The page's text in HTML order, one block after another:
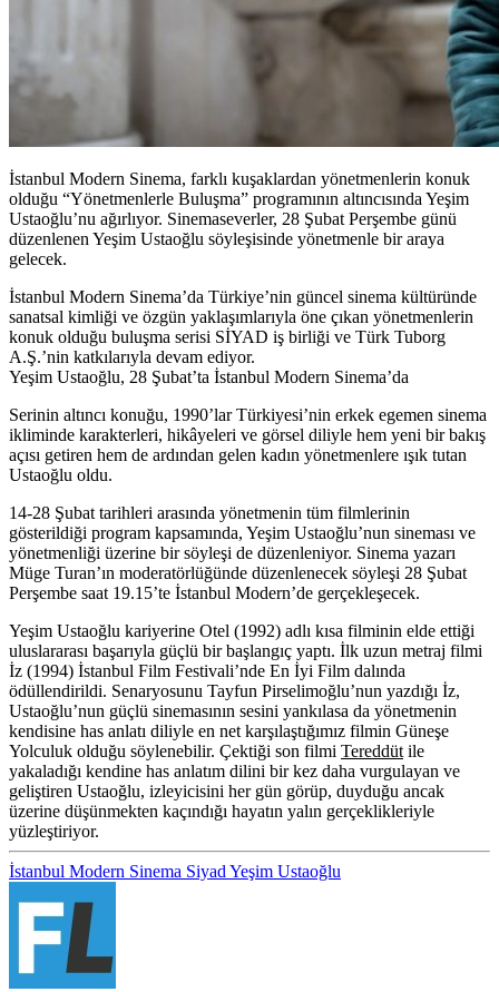
İstanbul Modern Sinema, farklı kuşaklardan yönetmenlerin konuk
olduğu “Yönetmenlerle Buluşma” programının altıncısında Yeşim
Ustaoğlu’nu ağırlıyor. Sinemaseverler, 28 Şubat Perşembe günü
düzenlenen Yeşim Ustaoğlu söyleşisinde yönetmenle bir araya
gelecek.
İstanbul Modern Sinema’da Türkiye’nin güncel sinema kültüründe
sanatsal kimliği ve özgün yaklaşımlarıyla öne çıkan yönetmenlerin
konuk olduğu buluşma serisi SİYAD iş birliği ve Türk Tuborg
A.Ş.’nin katkılarıyla devam ediyor.
Yeşim Ustaoğlu, 28 Şubat’ta İstanbul Modern Sinema’da
Serinin altıncı konuğu, 1990’lar Türkiyesi’nin erkek egemen sinema
ikliminde karakterleri, hikâyeleri ve görsel diliyle hem yeni bir bakış
açısı getiren hem de ardından gelen kadın yönetmenlere ışık tutan
Ustaoğlu oldu.
14-28 Şubat tarihleri arasında yönetmenin tüm filmlerinin
gösterildiği program kapsamında, Yeşim Ustaoğlu’nun sineması ve
yönetmenliği üzerine bir söyleşi de düzenleniyor. Sinema yazarı
Müge Turan’ın moderatörlüğünde düzenlenecek söyleşi 28 Şubat
Perşembe saat 19.15’te İstanbul Modern’de gerçekleşecek.
Yeşim Ustaoğlu kariyerine Otel (1992) adlı kısa filminin elde ettiği
uluslararası başarıyla güçlü bir başlangıç yaptı. İlk uzun metraj filmi
İz (1994) İstanbul Film Festivali’nde En İyi Film dalında
ödüllendirildi. Senaryosunu Tayfun Pirselimoğlu’nun yazdığı İz,
Ustaoğlu’nun güçlü sinemasının sesini yankılasa da yönetmenin
kendisine has anlatı diliyle en net karşılaştığımız filmin Güneşe
Yolculuk olduğu söylenebilir. Çektiği son filmi Tereddüt ile
yakaladığı kendine has anlatım dilini bir kez daha vurgulayan ve
geliştiren Ustaoğlu, izleyicisini her gün görüp, duyduğu ancak
üzerine düşünmekten kaçındığı hayatın yalın gerçeklikleriyle
yüzleştiriyor.
İstanbul Modern Sinema Siyad Yeşim Ustaoğlu